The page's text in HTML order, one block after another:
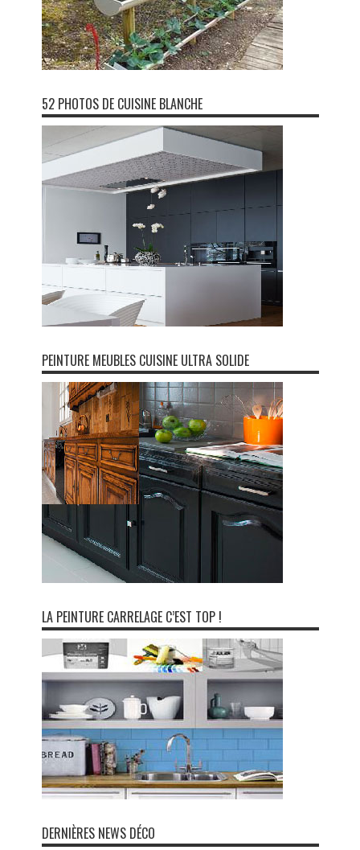
52 PHOTOS DE CUISINE BLANCHE
PEINTURE MEUBLES CUISINE ULTRA SOLIDE
LA PEINTURE CARRELAGE C’EST TOP !
DERNIÈRES NEWS DÉCO